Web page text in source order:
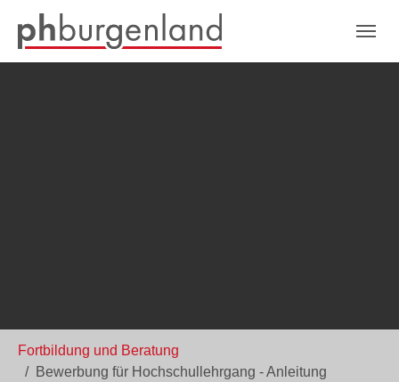
Fortbildung und Beratung
Bewerbung für Hochschullehrgang - Anleitung